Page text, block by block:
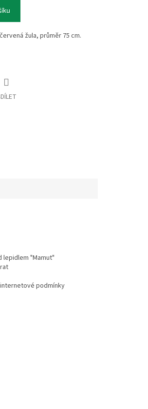
žula, průměr 75 cm.
lepidlem "Mamut"
podmínky